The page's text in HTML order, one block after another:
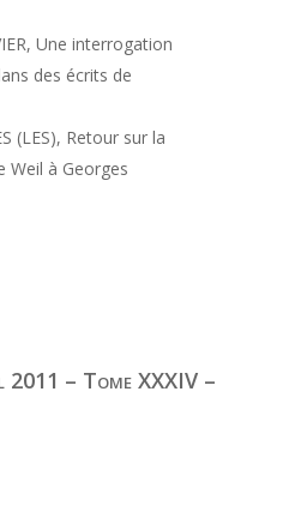
Une interrogation
des écrits de
(LES), Retour sur la
Weil à Georges
2011 – Tome XXXIV –